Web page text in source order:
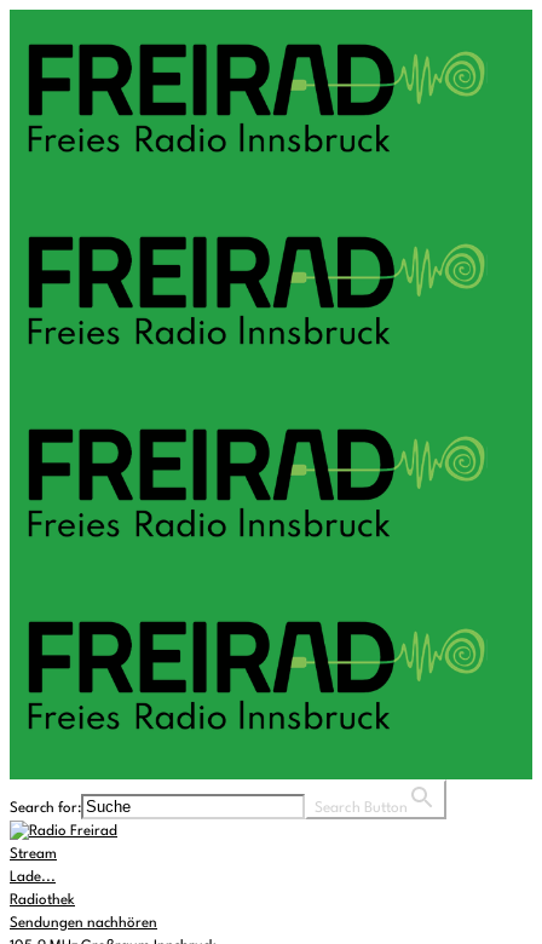
Search for: Search Button
Stream
Lade...
Radiothek
Sendungen nachhören